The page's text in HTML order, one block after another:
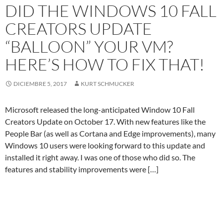
DID THE WINDOWS 10 FALL
CREATORS UPDATE
“BALLOON” YOUR VM?
HERE’S HOW TO FIX THAT!
DICIEMBRE 5, 2017 KURT SCHMUCKER
Microsoft released the long-anticipated Window 10 Fall
Creators Update on October 17. With new features like the
People Bar (as well as Cortana and Edge improvements), many
Windows 10 users were looking forward to this update and
installed it right away. I was one of those who did so. The
features and stability improvements were […]